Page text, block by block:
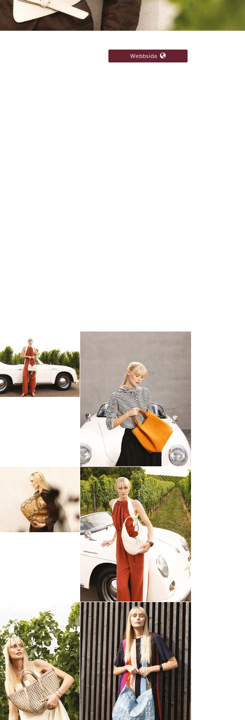
Webbsida